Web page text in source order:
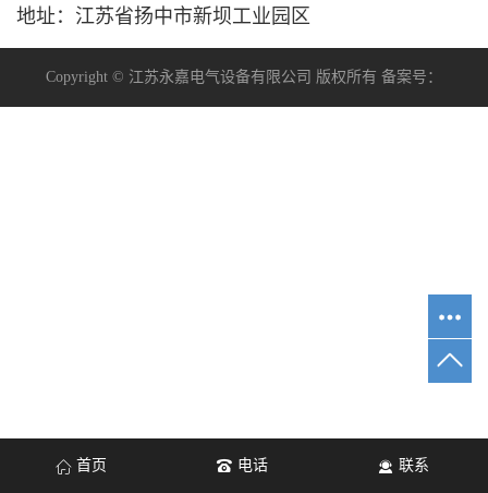
地址：江苏省扬中市新坝工业园区
Copyright © 江苏永嘉电气设备有限公司 版权所有 备案号：
首页 电话 联系